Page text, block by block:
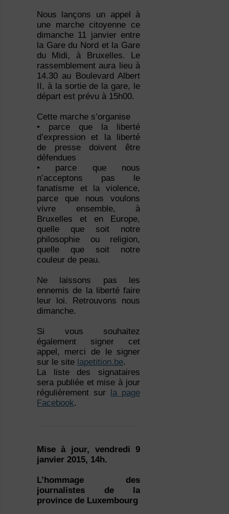
Nous lançons un appel à
une marche citoyenne ce
dimanche 11 janvier entre
la Gare du Nord et la Gare
du Midi, à Bruxelles. Le
rassemblement aura lieu à
14.30 au Boulevard Albert
II, à la sortie de la gare, le
départ est prévu à 15h00.
Cette marche s’organise
• parce que la liberté
d’expression et la liberté
de presse doivent être
défendues
• parce que nous
n’acceptons pas le
fanatisme et la violence,
parce que nous voulons
vivre ensemble, à
Bruxelles et en Europe,
quelle que soit notre
philosophie ou religion,
quelle que soit notre
couleur de peau.
Ne laissons pas les
ennemis de la liberté faire
leur loi. Retrouvons nous
dimanche.
Si vous souhaitez
également signer cet
appel, merci de le signer
sur le site lapetition.be.
La liste des signataires
sera publiée et mise à jour
régulièrement sur
la page
Facebook.
Mise à jour, vendredi 9
janvier 2015, 14h.
L’hommage des
journalistes de la
province de Luxembourg